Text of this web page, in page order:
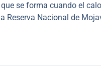
se forma cuando el
Reserva Nacional de